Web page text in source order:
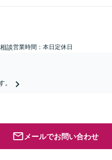
談営業時間：本日定休日
。
メールでお問い合わせ